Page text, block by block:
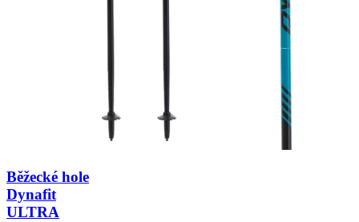
Běžecké hole
Dynafit
ULTRA